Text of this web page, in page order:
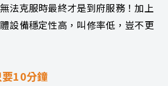
法克服時最終才是到府服務！加上
設備穩定性高，叫修率低，豈不更
10分鐘